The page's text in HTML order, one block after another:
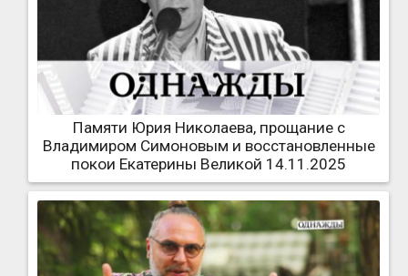
Памяти Юрия Николаева, прощание с
Владимиром Симоновым и восстановленные
покои Екатерины Великой 14.11.2025